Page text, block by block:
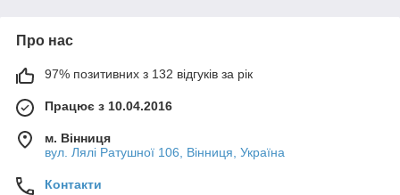
Про нас
97% позитивних з 132 відгуків за рік
Працює з 10.04.2016
м. Вінниця
вул. Лялі Ратушної 106, Вінниця, Україна
Контакти